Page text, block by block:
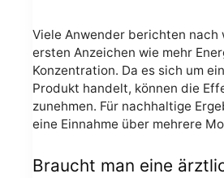
Viele Anwender berichten nach
ersten Anzeichen wie mehr
Konzentration. Da es sich um
Produkt handelt, können die
zunehmen. Für nachhaltige
eine Einnahme über mehrere
Braucht man eine